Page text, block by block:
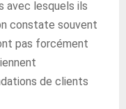
avec lesquels ils
constate souvent
pas forcément
de clients